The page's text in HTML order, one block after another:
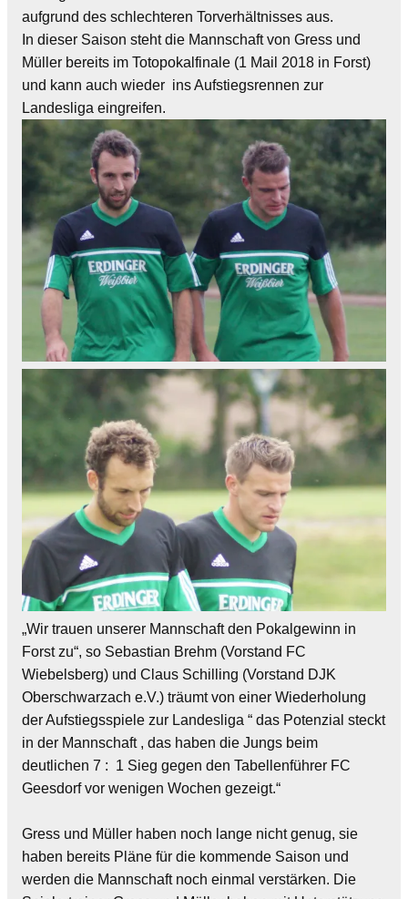
aufgrund des schlechteren Torverhältnisses aus.
In dieser Saison steht die Mannschaft von Gress und
Müller bereits im Totopokalfinale (1 Mail 2018 in Forst)
und kann auch wieder ins Aufstiegsrennen zur
Landesliga eingreifen.
„Wir trauen unserer Mannschaft den Pokalgewinn in
Forst zu“, so Sebastian Brehm (Vorstand FC
Wiebelsberg) und Claus Schilling (Vorstand DJK
Oberschwarzach e.V.) träumt von einer Wiederholung
der Aufstiegsspiele zur Landesliga “ das Potenzial steckt
in der Mannschaft , das haben die Jungs beim
deutlichen 7 : 1 Sieg gegen den Tabellenführer FC
Geesdorf vor wenigen Wochen gezeigt.“
Gress und Müller haben noch lange nicht genug, sie
haben bereits Pläne für die kommende Saison und
werden die Mannschaft noch einmal verstärken. Die